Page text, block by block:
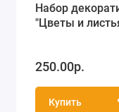
Набор
"Цветы и
250.00р.
Купить